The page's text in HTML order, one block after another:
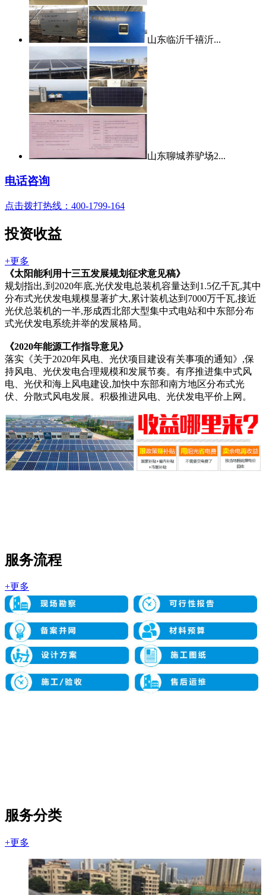
山东临沂千禧沂...
山东聊城养驴场2...
电话咨询
点击拨打热线：400-1799-164
投资收益
+更多
《太阳能利用十三五发展规划征求意见稿》
规划指出,到2020年底,光伏发电总装机容量达到1.5亿千瓦,其中
分布式光伏发电规模显著扩大,累计装机达到7000万千瓦,接近
光伏总装机的一半,形成西北部大型集中式电站和中东部分布
式光伏发电系统并举的发展格局。
《2020年能源工作指导意见》
落实《关于2020年风电、光伏项目建设有关事项的通知》,保
持风电、光伏发电合理规模和发展节奏。有序推进集中式风
电、光伏和海上风电建设,加快中东部和南方地区分布式光
伏、分散式风电发展。积极推进风电、光伏发电平价上网。
服务流程
+更多
服务分类
+更多